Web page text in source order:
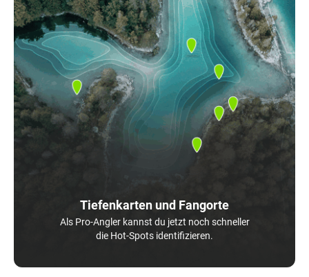
Tiefenkarten und Fangorte
Als Pro-Angler kannst du jetzt noch schneller
die Hot-Spots identifizieren.